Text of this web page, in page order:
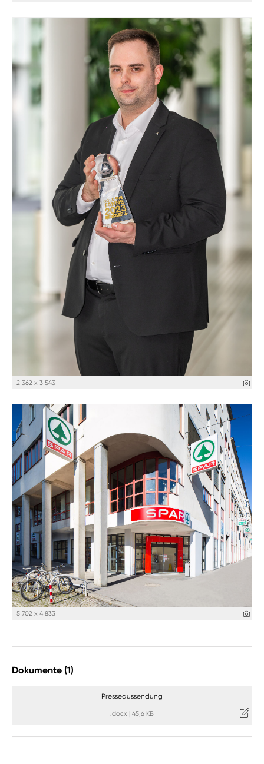
2 362 x 3 543
5 702 x 4 833
Dokumente (1)
Presseaussendung
.docx 45,6 KB